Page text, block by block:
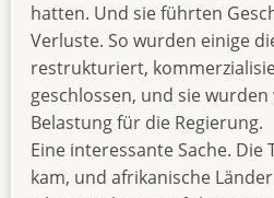
hatten. Und sie führten
Verluste. So wurden einige
restrukturiert,
geschlossen, und sie
Belastung für die Regierung.
Eine interessante Sache. Die
kam, und afrikanische